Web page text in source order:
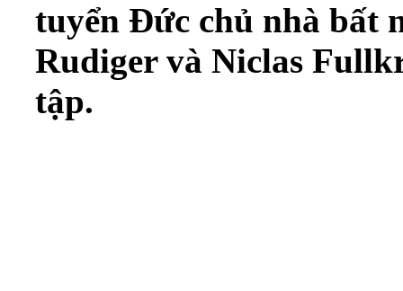
tuyển Đức chủ nhà bất
Rudiger và Niclas
tập.